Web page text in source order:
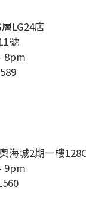
LG24店
號
8pm
海城2期一樓
9pm